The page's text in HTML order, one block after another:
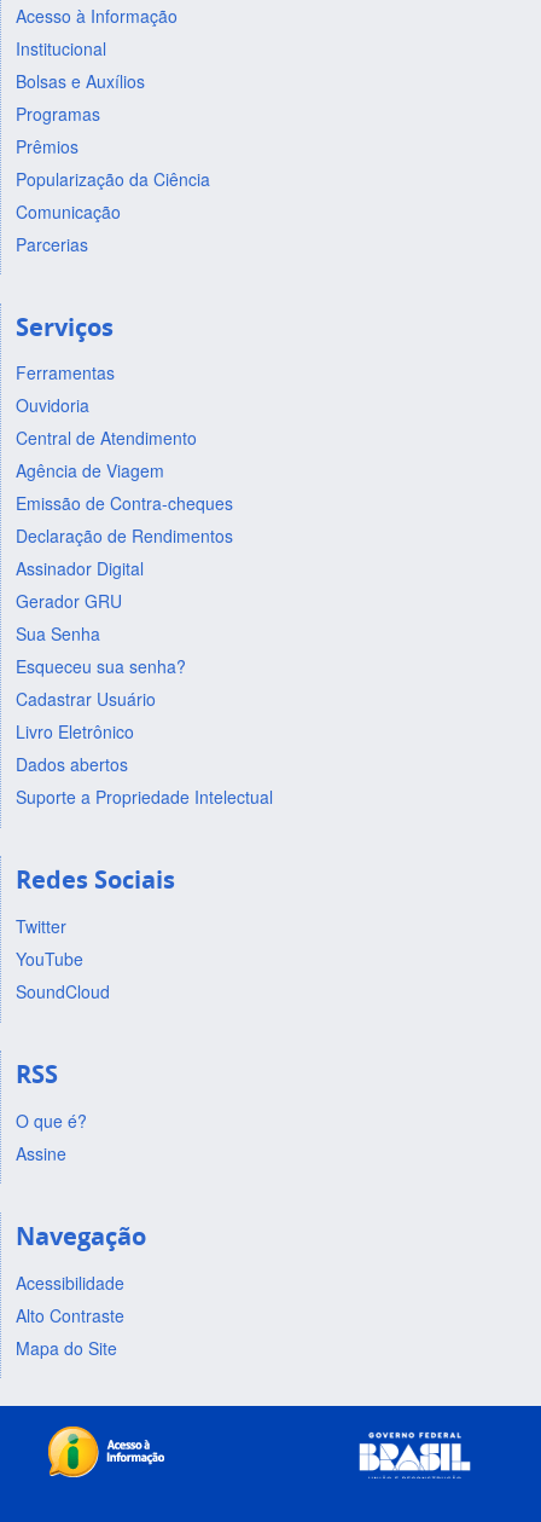
Acesso à Informação
Institucional
Bolsas e Auxílios
Programas
Prêmios
Popularização da Ciência
Comunicação
Parcerias
Serviços
Ferramentas
Ouvidoria
Central de Atendimento
Agência de Viagem
Emissão de Contra-cheques
Declaração de Rendimentos
Assinador Digital
Gerador GRU
Sua Senha
Esqueceu sua senha?
Cadastrar Usuário
Livro Eletrônico
Dados abertos
Suporte a Propriedade Intelectual
Redes Sociais
Twitter
YouTube
SoundCloud
RSS
O que é?
Assine
Navegação
Acessibilidade
Alto Contraste
Mapa do Site